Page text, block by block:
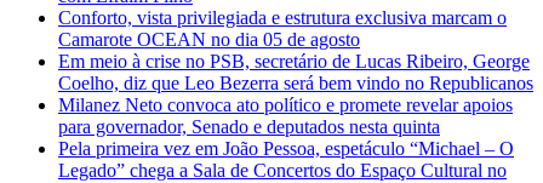
Conforto, vista privilegiada e estrutura exclusiva marcam o
Camarote OCEAN no dia 05 de agosto
Em meio à crise no PSB, secretário de Lucas Ribeiro, George
Coelho, diz que Leo Bezerra será bem vindo no Republicanos
Milanez Neto convoca ato político e promete revelar apoios
para governador, Senado e deputados nesta quinta
Pela primeira vez em João Pessoa, espetáculo “Michael – O
Legado” chega a Sala de Concertos do Espaço Cultural no